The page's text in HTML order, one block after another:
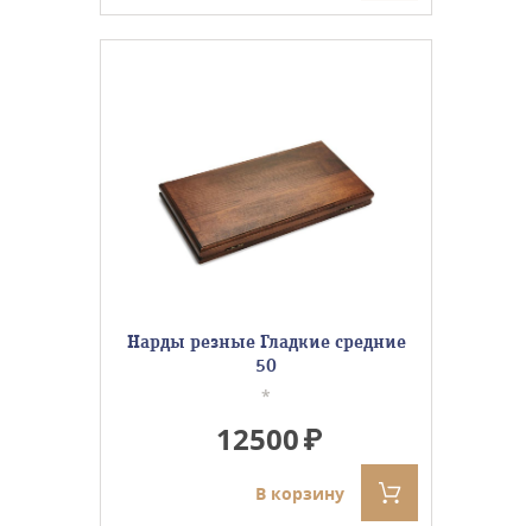
Нарды резные Гладкие средние
50
*
12500
В корзину